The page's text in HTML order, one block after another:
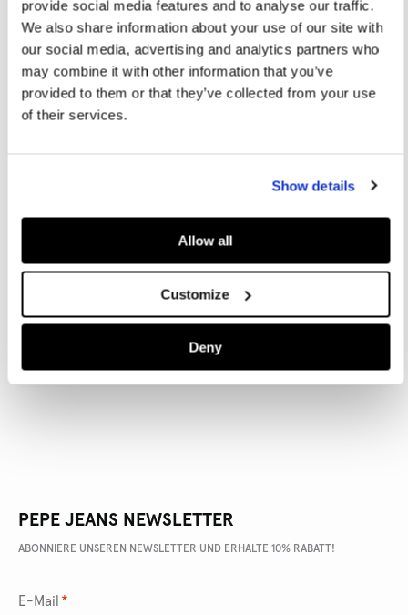
provide social media features and to analyse our traffic.
We also share information about your use of our site with
our social media, advertising and analytics partners who
may combine it with other information that you’ve
provided to them or that they’ve collected from your use
of their services.
Show details
Allow all
Customize
Deny
Größe des Models: 1.75 m
Größentabelle
im Store
ARTIKEL DETAILS
LIEFERUNG UND RÜCKGABE
PEPE JEANS NEWSLETTER
ABONNIERE UNSEREN NEWSLETTER UND ERHALTE 10% RABATT!
E-Mail *